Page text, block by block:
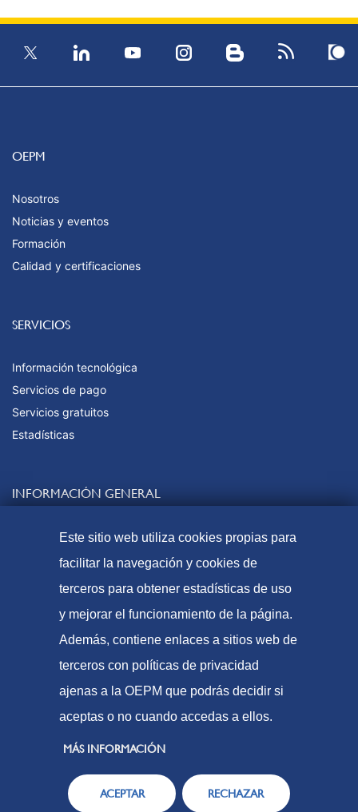
OEPM
Nosotros
Noticias y eventos
Formación
Calidad y certificaciones
SERVICIOS
Información tecnológica
Servicios de pago
Servicios gratuitos
Estadísticas
INFORMACIÓN GENERAL
Preguntas frecuentes
Tasas y precios públicos
Mapa web
© Oficina Española de Patentes y Marcas, 2023
Accesibilidad
Aviso Legal
Política de Cookies
Protección de datos
Este sitio web utiliza cookies propias para
facilitar la navegación y cookies de
terceros para obtener estadísticas de uso
y mejorar el funcionamiento de la página.
Además, contiene enlaces a sitios web de
terceros con políticas de privacidad
ajenas a la OEPM que podrás decidir si
aceptas o no cuando accedas a ellos.
MÁS INFORMACIÓN
ACEPTAR RECHAZAR